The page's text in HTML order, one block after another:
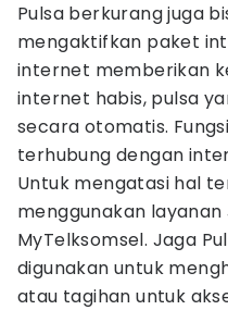
Pulsa berkurang juga
mengaktifkan paket
internet memberikan
internet habis, pulsa
secara otomatis.
terhubung dengan
Untuk mengatasi hal
menggunakan layanan
MyTelksomsel. Jaga
digunakan untuk
atau tagihan untuk